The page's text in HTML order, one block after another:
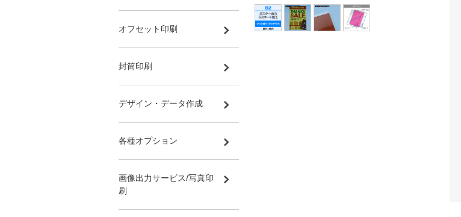
オフセット印刷
封筒印刷
デザイン・データ作成
各種オプション
画像出力サービス/写真印
刷